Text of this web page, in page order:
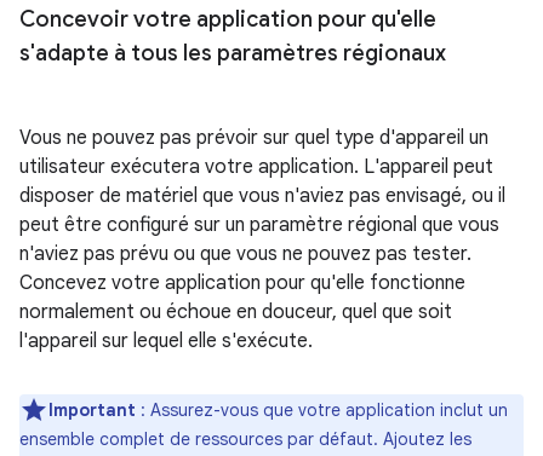
Concevoir votre application pour qu'elle
s'adapte à tous les paramètres régionaux
Vous ne pouvez pas prévoir sur quel type d'appareil un
utilisateur exécutera votre application. L'appareil peut
disposer de matériel que vous n'aviez pas envisagé, ou il
peut être configuré sur un paramètre régional que vous
n'aviez pas prévu ou que vous ne pouvez pas tester.
Concevez votre application pour qu'elle fonctionne
normalement ou échoue en douceur, quel que soit
l'appareil sur lequel elle s'exécute.
Important : Assurez-vous que votre application inclut un
ensemble complet de ressources par défaut. Ajoutez les